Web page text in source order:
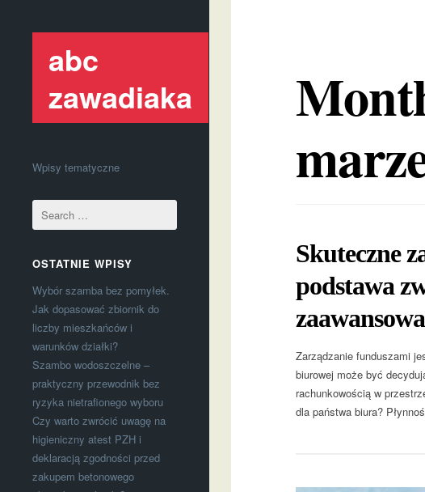
abc
zawadiaka
Wpisy tematyczne
OSTATNIE WPISY
Wybór szamba bez pomyłek.
Jak dopasować zbiornik do
liczby mieszkańców i
warunków działki?
Szambo wodoszczelne –
praktyczny przewodnik bez
ryzyka nietrafionego wyboru
Czy warto zwrócić uwagę na
higieniczny atest PZH i
deklaracją zgodności przed
zakupem betonowego
Skuteczne
podstawa
Zarządzanie funduszami
biurowej może być
rachunkowością w
dla państwa biura?